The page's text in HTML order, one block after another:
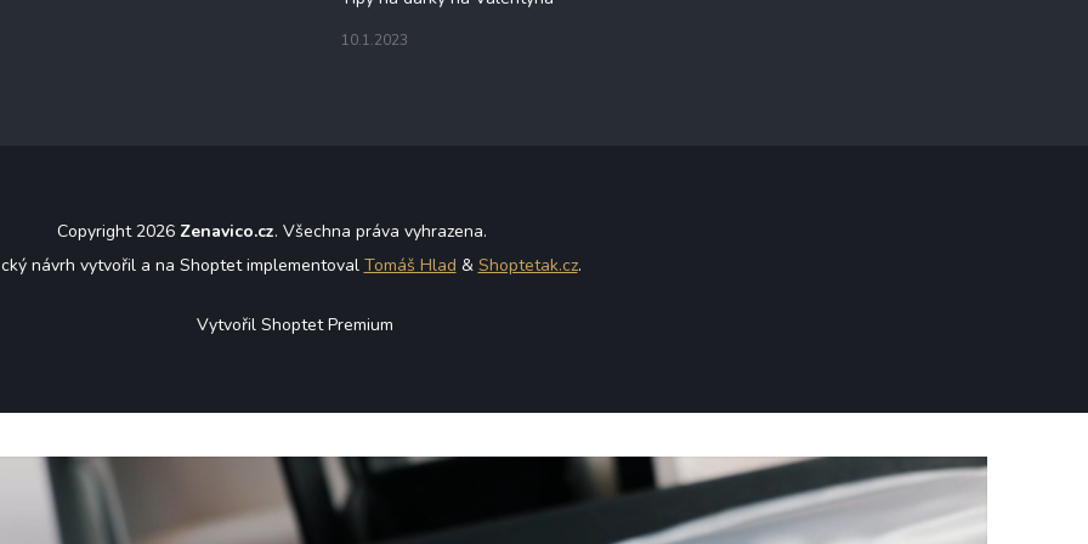
10.1.2023
Copyright 2026 Zenavico.cz. Všechna práva vyhrazena.
návrh vytvořil a na Shoptet implementoval Tomáš Hlad & Shoptetak.cz.
Vytvořil Shoptet Premium